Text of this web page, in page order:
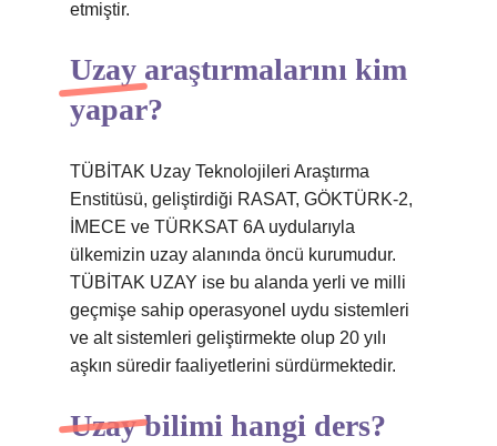
etmiştir.
Uzay araştırmalarını kim
yapar?
TÜBİTAK Uzay Teknolojileri Araştırma
Enstitüsü, geliştirdiği RASAT, GÖKTÜRK-2,
İMECE ve TÜRKSAT 6A uydularıyla
ülkemizin uzay alanında öncü kurumudur.
TÜBİTAK UZAY ise bu alanda yerli ve milli
geçmişe sahip operasyonel uydu sistemleri
ve alt sistemleri geliştirmekte olup 20 yılı
aşkın süredir faaliyetlerini sürdürmektedir.
Uzay bilimi hangi ders?